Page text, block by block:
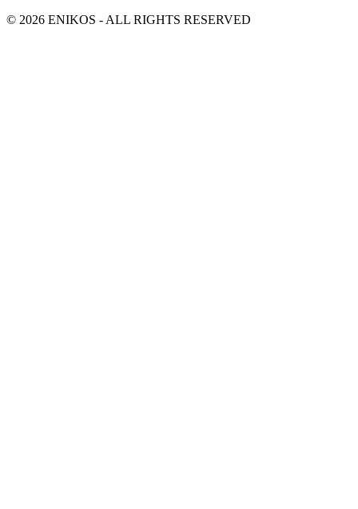
© 2026 ENIKOS - ALL RIGHTS RESERVED